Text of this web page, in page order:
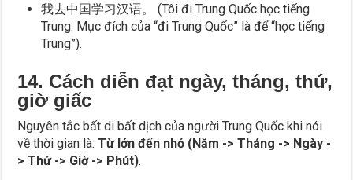
我去中国学习汉语。 (Tôi đi Trung Quốc học tiếng
Trung. Mục đích của “đi Trung Quốc” là để “học tiếng
Trung”).
14. Cách diễn đạt ngày, tháng, thứ,
giờ giấc
Nguyên tắc bất di bất dịch của người Trung Quốc khi nói
về thời gian là:Từ lớn đến nhỏ (Năm -> Tháng -> Ngày -
> Thứ -> Giờ -> Phút).